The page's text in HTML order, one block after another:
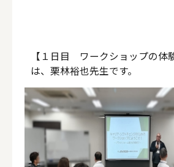
【１日目 ワークショップの体
は、栗林裕也先生です。